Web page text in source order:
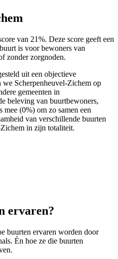
van 21%. Deze score geeft een
is voor bewoners van
zonder zorgnoden.
uit een objectieve
Scherpenheuvel-Zichem op
gemeenten in
beleving van buurtbewoners,
(0%) om zo samen een
van verschillende buurten
in zijn totaliteit.
ervaren?
buurten ervaren worden door
Én hoe ze die buurten